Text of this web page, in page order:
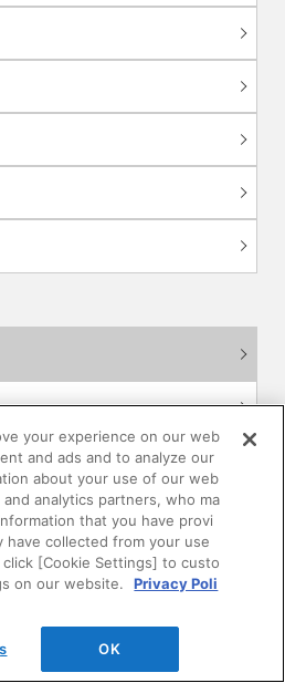
ション
your experience on our web
and ads and to analyze our
about your use of our web
analytics partners, who ma
that you have provi
collected from your use
[Cookie Settings] to custo
on our website.
Privacy Poli
OK